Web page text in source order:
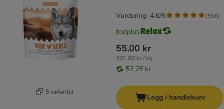
5 varianter
55,00 kr
305,60 kr / kg
52,25 kr
Vurdering: 4.6/5 (556)
Legg i handlekurv